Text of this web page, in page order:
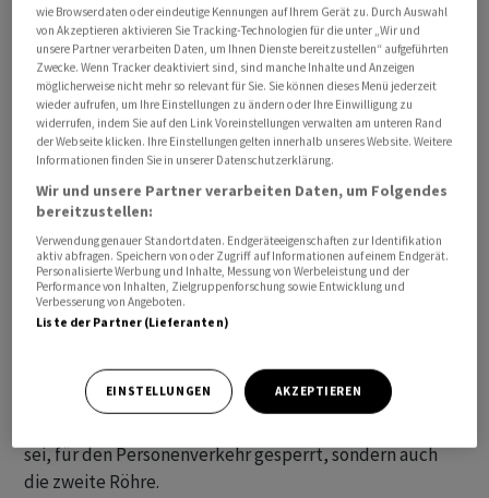
Zudem finde am Wochenende in Zürich die Street
Parade statt, bei der rund eine Million Menschen
erwartet würden.
Im Gotthardbasistunnel sind bei der
Multifunktionsstelle Faido die Einrichtungen, bei denen
die Züge von einer auf die andere Röhre wechseln
können, am Donnerstag stark beschädigt worden. Der
Tunnel bleibt daher für den Personenverkehr aus
Sicherheitsgründen gesperrt.
Bei der Entgleisung eines Güterzuges sind laut der SBB
beschädigt worden. Das Tor sei eine
sicherheitsrelevante Einrichtung, hiess es. Es bleibe
sei, für den Personenverkehr gesperrt, sondern auch
die zweite Röhre.
wie Browserdaten oder eindeutige Kennungen auf Ihrem Gerät zu. Durch Auswahl
von Akzeptieren aktivieren Sie Tracking-Technologien für die unter „Wir und
unsere Partner verarbeiten Daten, um Ihnen Dienste bereitzustellen“ aufgeführten
Zwecke. Wenn Tracker deaktiviert sind, sind manche Inhalte und Anzeigen
möglicherweise nicht mehr so relevant für Sie. Sie können dieses Menü jederzeit
wieder aufrufen, um Ihre Einstellungen zu ändern oder Ihre Einwilligung zu
widerrufen, indem Sie auf den Link Voreinstellungen verwalten am unteren Rand
der Webseite klicken. Ihre Einstellungen gelten innerhalb unseres Website. Weitere
Informationen finden Sie in unserer Datenschutzerklärung.
Wir und unsere Partner verarbeiten Daten, um Folgendes
bereitzustellen:
Verwendung genauer Standortdaten. Endgeräteeigenschaften zur Identifikation
aktiv abfragen. Speichern von oder Zugriff auf Informationen auf einem Endgerät.
Personalisierte Werbung und Inhalte, Messung von Werbeleistung und der
Performance von Inhalten, Zielgruppenforschung sowie Entwicklung und
Verbesserung von Angeboten.
Liste der Partner (Lieferanten)
EINSTELLUNGEN AKZEPTIEREN